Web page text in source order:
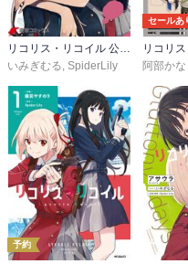
弐尉 マルコ：
『おちゅうしゃ作戦』の
「もにもにもにもみもみぃい
る」
とか
「ィィィィィィイイイイイイ
～・・・！！」「むるゥアア
とか、めちゃめちゃ好き。
リコリス・リコイル 公式コミックアンソロジー リロード
いみぎむる, SpiderLily
セールあ
阿部かな
予約